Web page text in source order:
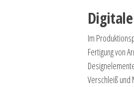
Im
Fertigung von
Verschleiß